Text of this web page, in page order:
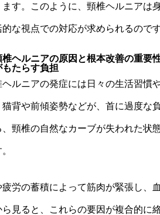
す。このように、頸椎ヘルニアは
な視点での対応が求められるので
ヘルニアの原因と根本改善の重要
たらす負担
ルニアの発症には日々の生活習慣
背や前傾姿勢などが、首に過度な
、頸椎の自然なカーブが失われた
疲労の蓄積によって筋肉が緊張し
見ると、これらの要因が複合的に